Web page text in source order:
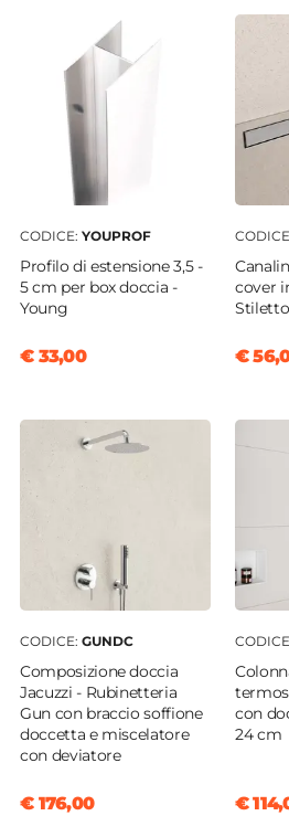
CODICE: YOUPROF
Profilo di estensione 3,5 -
5 cm per box doccia -
Young
€ 33,00
cover
Stiletto
€
CODICE: GUNDC
Composizione doccia
Jacuzzi - Rubinetteria
Gun con braccio soffione
doccetta e miscelatore
con deviatore
€ 176,00
con
24 cm
€